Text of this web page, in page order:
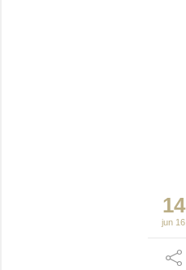
14
jun 16